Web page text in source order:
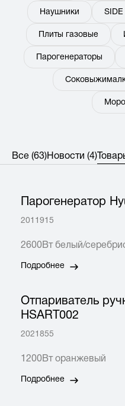
Наушники SIDE
Плиты газовые
Парогенераторы
Все (63)Новости (4)
Парогенератор
2011915
2600Вт белый/
Подробнее
Отпариватель
HSART002
2021855
1200Вт оранжевый
Подробнее